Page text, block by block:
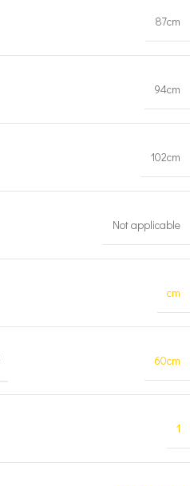
87cm
94cm
102cm
Not applicable
cm
60cm
1